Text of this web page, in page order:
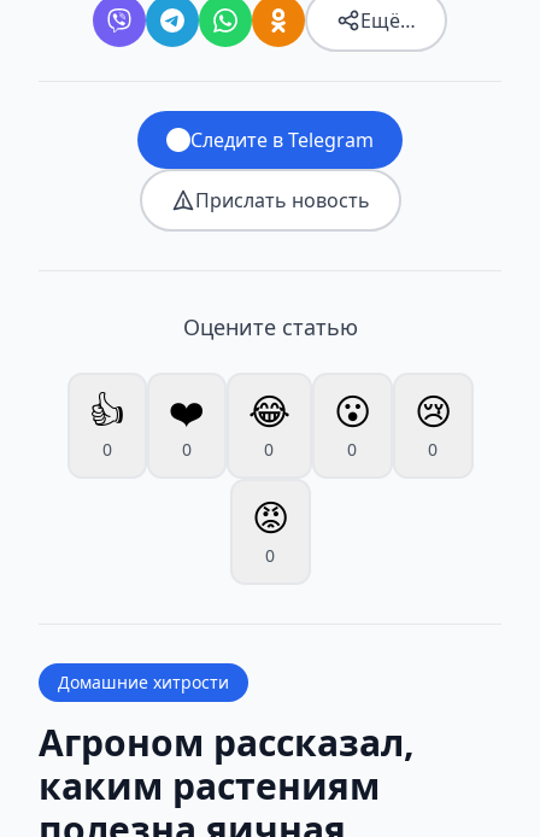
Ещё…
Следите в Telegram
Прислать новость
Оцените статью
👍
0
❤️
0
😂
0
😮
0
😢
0
😡
0
Домашние хитрости
Агроном рассказал,
каким растениям